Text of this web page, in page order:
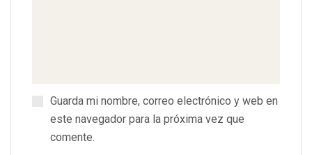
Guarda mi nombre, correo electrónico y web en
este navegador para la próxima vez que
comente.